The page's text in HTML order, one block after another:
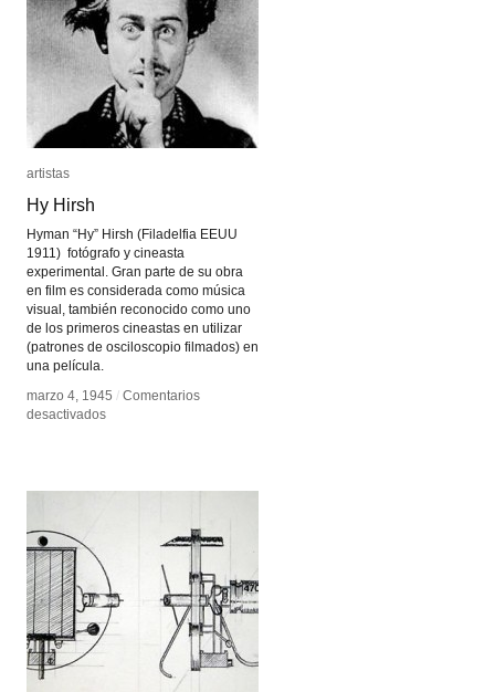
artistas
Hy Hirsh
Hyman “Hy” Hirsh (Filadelfia EEUU
1911) fotógrafo y cineasta
experimental. Gran parte de su obra
en film es considerada como música
visual, también reconocido como uno
de los primeros cineastas en utilizar
(patrones de osciloscopio filmados) en
una película.
marzo 4, 1945 / Comentarios
desactivadosen
artistas
Hy Hirsh
marzo 4, 1945 / Comentarios
desactivadosen